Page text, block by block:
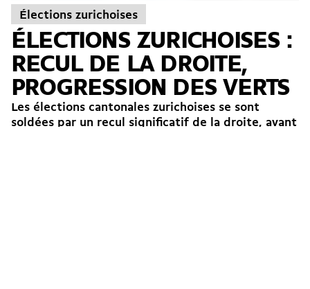
Élections zurichoises
ÉLECTIONS ZURICHOISES :
RECUL DE LA DROITE,
PROGRESSION DES VERTS
Les élections cantonales zurichoises se sont
soldées par un recul significatif de la droite, avant